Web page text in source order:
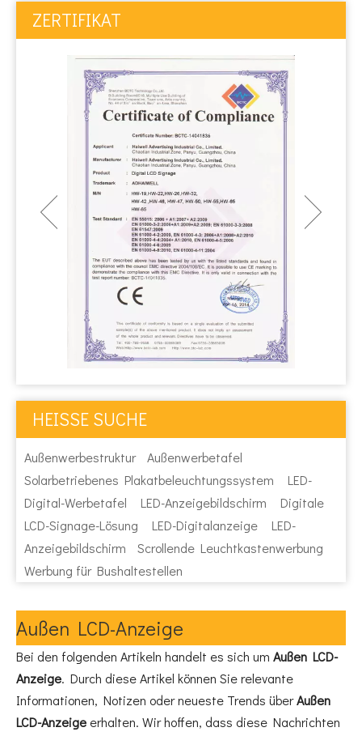
ZERTIFIKAT
HEISSE SUCHE
Außenwerbestruktur
Außenwerbetafel
Solarbetriebenes Plakatbeleuchtungssystem
LED-
Digital-Werbetafel
LED-Anzeigebildschirm
Digitale
LCD-Signage-Lösung
LED-Digitalanzeige
LED-
Anzeigebildschirm
Scrollende Leuchtkastenwerbung
Werbung für Bushaltestellen
Außen LCD-Anzeige
Bei den folgenden Artikeln handelt es sich um Außen LCD-
Anzeige. Durch diese Artikel können Sie relevante
Informationen, Notizen oder neueste Trends überAußen
LCD-Anzeige erhalten. Wir hoffen, dass diese Nachrichten